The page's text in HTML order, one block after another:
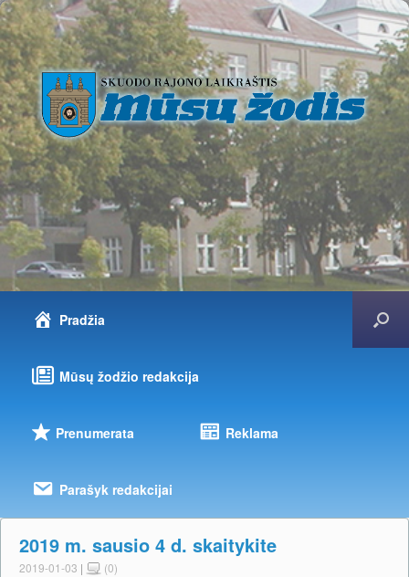
Pradžia
Mūsų žodžio redakcija
Prenumerata Reklama
Parašyk redakcijai
2019 m. sausio 4 d. skaitykite
2019-01-03 | (0)